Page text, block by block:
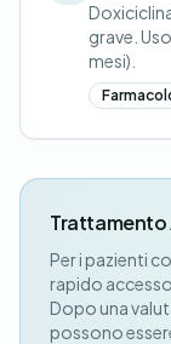
grave.
mesi).
Trattamento
Per i pazienti
rapido
Dopo una
possono